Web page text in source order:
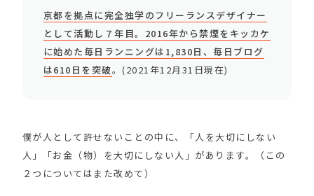
京都を拠点に完全独学のフリーランスデザイナー
として活動し７年目。2016年から禁煙をキッカケ
に始めた毎日ランニングは1,830日、毎日ブログ
は610日を突破。(2021年12月31日現在)
僕が人として許せないことの中に、「人を大切にしない
人」「お金（物）を大切にしない人」があります。（この
２つについてはまた改めて）